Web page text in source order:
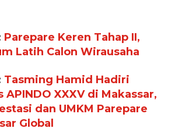
Parepare Keren Tahap II,
Latih Calon Wirausaha
Tasming Hamid Hadiri
APINDO XXXV di Makassar,
dan UMKM Parepare
Global